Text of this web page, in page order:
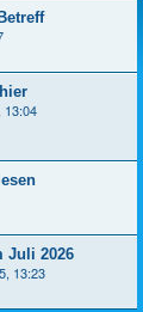
13:04
Juli 2026
13:23